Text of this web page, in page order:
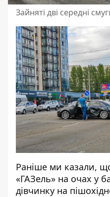
Зайняті дві середні
Раніше ми казали,
«ГАЗель» на очах у
дівчинку на